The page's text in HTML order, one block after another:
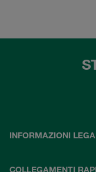
INFORMAZIONI
COLLEGAMENTI